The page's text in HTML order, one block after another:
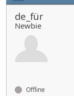
de_für
Newbie
Offline